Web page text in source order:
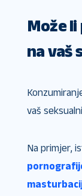
Može
na vaš
vaš
Na primjer,